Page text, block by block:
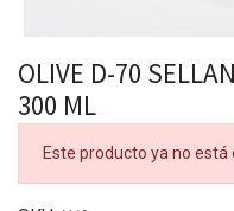
OLIVE D-70
300 ML
Este producto ya no está